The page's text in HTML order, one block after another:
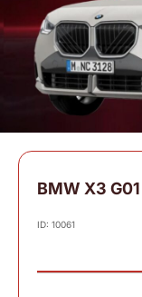
BMW X3
ID: 10061